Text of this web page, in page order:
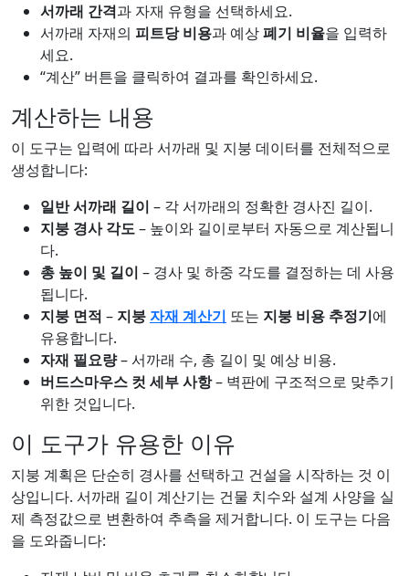
서까래 간격과 자재 유형을 선택하세요.
서까래 자재의 피트당 비용과 예상폐기 비율을 입력하
세요.
“계산” 버튼을 클릭하여 결과를 확인하세요.
계산하는 내용
이 도구는 입력에 따라 서까래 및 지붕 데이터를 전체적으로
생성합니다:
일반 서까래 길이 – 각 서까래의 정확한 경사진 길이.
지붕 경사 각도– 높이와 길이로부터 자동으로 계산됩니
다.
총 높이 및 길이 – 경사 및 하중 각도를 결정하는 데 사용
됩니다.
지붕 면적 – 지붕자재 계산기 또는 지붕 비용 추정기에
유용합니다.
자재 필요량– 서까래 수, 총 길이 및 예상 비용.
버드스마우스 컷 세부 사항– 벽판에 구조적으로 맞추기
위한 것입니다.
이 도구가 유용한 이유
지붕 계획은 단순히 경사를 선택하고 건설을 시작하는 것 이
상입니다. 서까래 길이 계산기는 건물 치수와 설계 사양을 실
제 측정값으로 변환하여 추측을 제거합니다. 이 도구는 다음
을 도와줍니다: